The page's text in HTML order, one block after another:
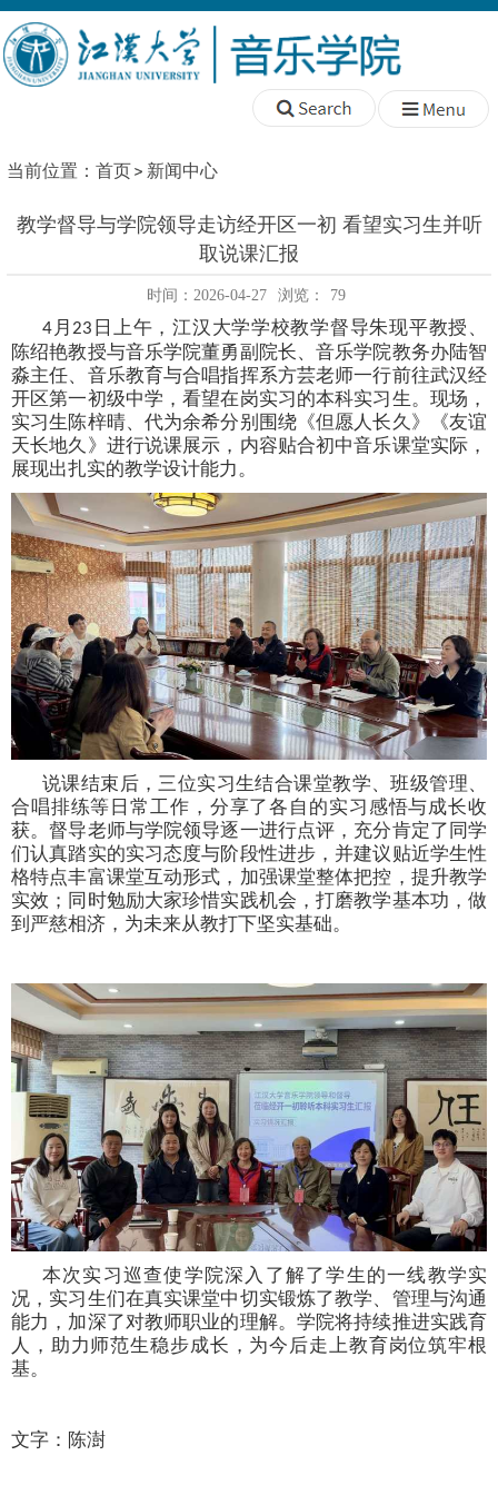
当前位置： 首页 新闻中心
教学督导与学院领导走访经开区一初 看望实习生并听
取说课汇报
时间：2026-04-27 浏览： 79
4 月23 日上午 ，江汉大学学校教学督导朱现平教授、
陈绍艳教授与音乐学院董勇 副 院长、 音乐学院教务办陆智
淼主任、音乐教育与合唱指挥系方芸老师一行前往武汉经
开区第一初级中学，看望在岗实习的本科实习生。现场，
实习生陈梓晴、代为余希分别围绕《但愿人长久》《友谊
天长地久》进行说课展示，内容贴合初中音乐课堂实际，
展现出扎实的教学设计能力。
说课结束后，三位实习生结合课堂教学、班级管理、
合唱排练等日常工作，分享了各自的实习感悟与成长收
获。督导老师与学院领导逐一进行点评，充分肯定了同学
们认真踏实的实习态度与阶段性进步，并建议贴近学生性
格特点丰富课堂互动形式，加强课堂整体把控，提升教学
实效；同时勉励大家珍惜实践机会，打磨教学基本功，做
到严慈相济，为未来从教打下坚实基础。
本次实习巡查使学院深入了解了学生的一线教学实
况，实习生们在真实课堂中切实锻炼了教学、管理与沟通
能力，加深了对教师职业的理解。学院将持续推进实践育
人，助力师范生稳步成长，为今后走上教育岗位筑牢根
基。
文字：陈澍